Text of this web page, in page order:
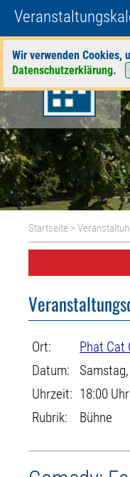
Wir verwenden
Datenschutzerklärung.
Startseite >
Ort:
Phat Cat
Datum:
Uhrzeit: 18:00 Uhr
Rubrik:
Bühne